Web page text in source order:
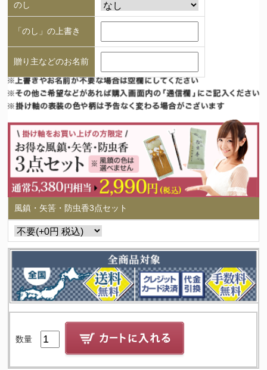
のし
「のし」の上書き
贈り主などのお名前
風鎮・矢筈・防虫香3点セット
数量